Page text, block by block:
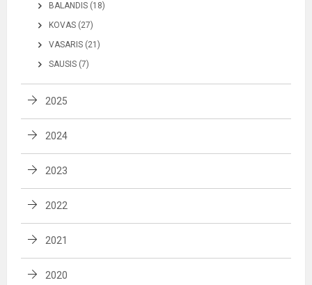
BALANDIS (18)
KOVAS (27)
VASARIS (21)
SAUSIS (7)
2025
2024
2023
2022
2021
2020